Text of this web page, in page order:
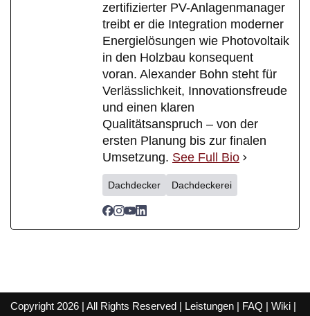
zertifizierter PV-Anlagenmanager
treibt er die Integration moderner
Energielösungen wie Photovoltaik
in den Holzbau konsequent
voran. Alexander Bohn steht für
Verlässlichkeit, Innovationsfreude
und einen klaren
Qualitätsanspruch – von der
ersten Planung bis zur finalen
Umsetzung. See Full Bio
Dachdecker Dachdeckerei
Copyright 2026 | All Rights Reserved | Leistungen FAQ Wiki